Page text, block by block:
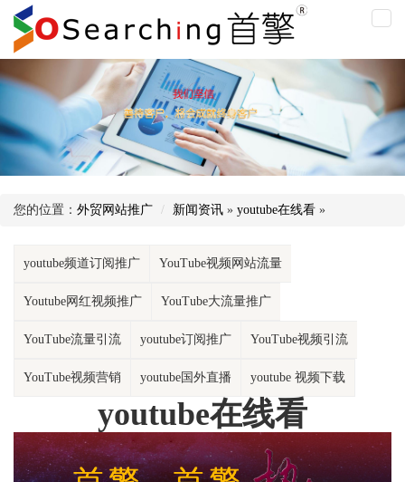
线
您的位置： 外贸网站推广 新闻资讯 » youtube在线看 »
youtube频道订阅推广 YouTube视频网站流量
Youtube网红视频推广 YouTube大流量推广
YouTube流量引流 youtube订阅推广 YouTube视频引流
YouTube视频营销 youtube国外直播 youtube 视频下载
youtube在线看